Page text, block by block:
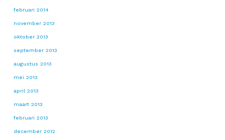
februari 2014
november 2013
oktober 2013
september 2013
augustus 2013
mei 2013
april 2013
maart 2013
februari 2013
december 2012